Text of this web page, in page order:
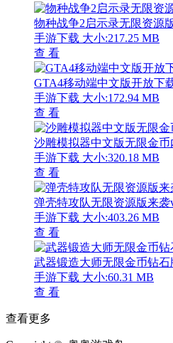
物种战争2启示录无限资源
手游下载 大小:217.25 MB
查 看
GTA4移动端中文版开放下
手游下载 大小:172.94 MB
查 看
沙雕模拟器中文版无限金
手游下载 大小:320.18 MB
查 看
弹壳特攻队无限资源版来袭
手游下载 大小:403.26 MB
查 看
武器锻造大师无限金币钻石
手游下载 大小:60.31 MB
查 看
查看更多